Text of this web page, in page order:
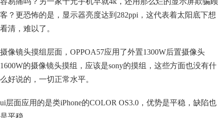
客？更恐怖的是，显示器亮度达到282ppi，这代表着太阳底下想
看清，难以了。
摄像镜头摸组层面，OPPOA57应用了外置1300W后置摄像头
1600W的摄像镜头摸组，应该是sony的摸组，这些方面也没有什
么好说的，一切正常水平。
ui层面应用的是类iPhone的COLOR OS3.0，优势是平稳，缺陷也
是平稳。